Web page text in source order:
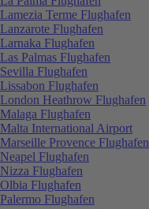
Lamezia Terme Flughafen
Lanzarote Flughafen
Larnaka Flughafen
Las Palmas Flughafen
Sevilla Flughafen
Lissabon Flughafen
London Heathrow Flughafen
Malaga Flughafen
Malta International Airport
Marseille Provence Flughafen
Neapel Flughafen
Nizza Flughafen
Olbia Flughafen
Palermo Flughafen